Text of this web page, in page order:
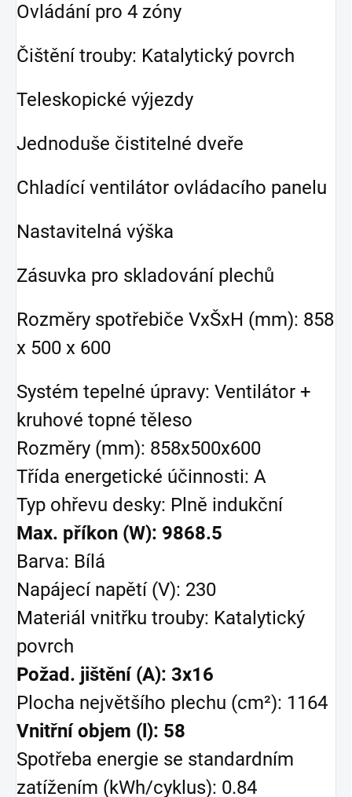
Ovládání pro 4 zóny
Čištění trouby: Katalytický povrch
Teleskopické výjezdy
Jednoduše čistitelné dveře
Chladící ventilátor ovládacího panelu
Nastavitelná výška
Zásuvka pro skladování plechů
Rozměry spotřebiče VxŠxH (mm): 858
x 500 x 600
Systém tepelné úpravy: Ventilátor +
kruhové topné těleso
Rozměry (mm): 858x500x600
Třída energetické účinnosti: A
Typ ohřevu desky: Plně indukční
Max. příkon (W): 9868.5
Barva: Bílá
Napájecí napětí (V): 230
Materiál vnitřku trouby: Katalytický
povrch
Požad. jištění (A): 3x16
Plocha největšího plechu (cm²): 1164
Vnitřní objem (l): 58
Spotřeba energie se standardním
zatížením (kWh/cyklus): 0.84